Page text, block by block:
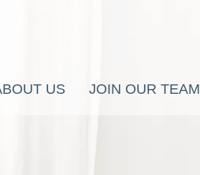
US JOIN OUR TEAM